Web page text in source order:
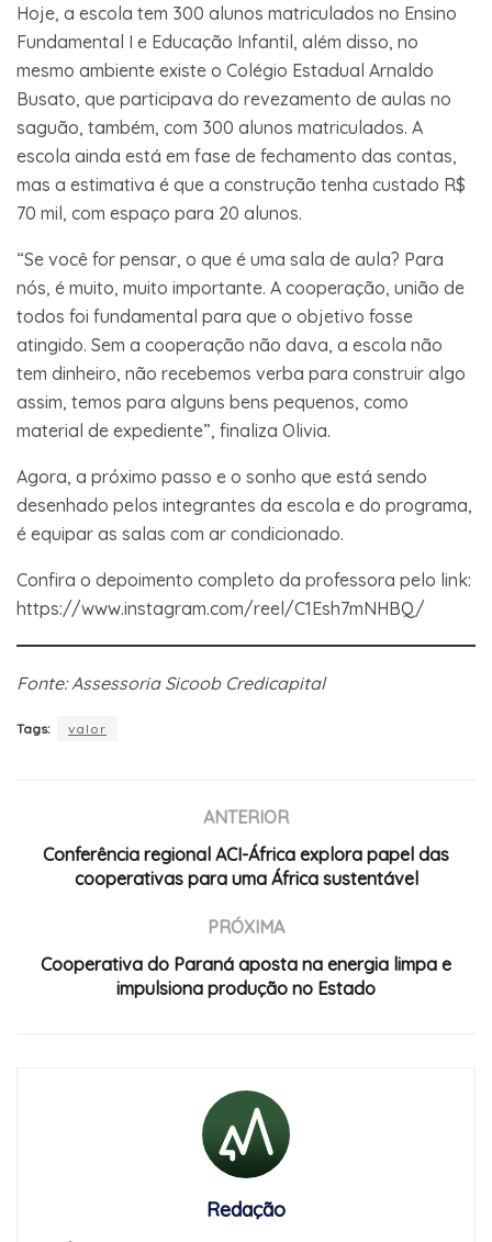
Hoje, a escola tem 300 alunos matriculados no Ensino
Fundamental I e Educação Infantil, além disso, no
mesmo ambiente existe o Colégio Estadual Arnaldo
Busato, que participava do revezamento de aulas no
saguão, também, com 300 alunos matriculados. A
escola ainda está em fase de fechamento das contas,
mas a estimativa é que a construção tenha custado R$
70 mil, com espaço para 20 alunos.
“Se você for pensar, o que é uma sala de aula? Para
nós, é muito, muito importante. A cooperação, união de
todos foi fundamental para que o objetivo fosse
atingido. Sem a cooperação não dava, a escola não
tem dinheiro, não recebemos verba para construir algo
assim, temos para alguns bens pequenos, como
material de expediente”, finaliza Olivia.
Agora, a próximo passo e o sonho que está sendo
desenhado pelos integrantes da escola e do programa,
é equipar as salas com ar condicionado.
Confira o depoimento completo da professora pelo link:
https://www.instagram.com/reel/C1Esh7mNHBQ/
Fonte: Assessoria Sicoob Credicapital
Tags: valor
ANTERIOR
Conferência regional ACI-África explora papel das
cooperativas para uma África sustentável
PRÓXIMA
Cooperativa do Paraná aposta na energia limpa e
impulsiona produção no Estado
Redação